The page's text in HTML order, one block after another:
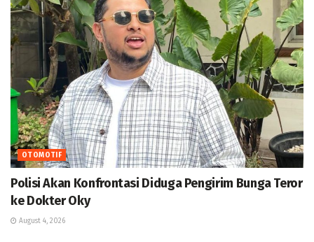
OTOMOTIF
Polisi Akan Konfrontasi Diduga Pengirim Bunga Teror
ke Dokter Oky
August 4, 2026